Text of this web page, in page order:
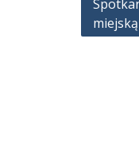
wpisu
miejską